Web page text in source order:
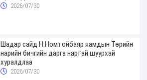
2026/07/30
Шадар сайд Н.Номтойбаяр яамдын Төрийн
нарийн бичгийн дарга нартай шуурхай
хуралдлаа
2026/07/30